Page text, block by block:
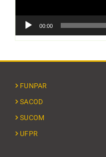
00:00
FUNPAR
SACOD
SUCOM
UFPR